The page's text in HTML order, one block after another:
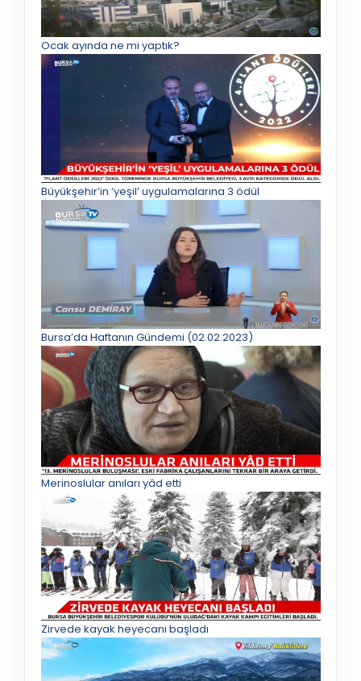
Ocak ayında ne mi yaptık?
Büyükşehir’in ‘yeşil’ uygulamalarına 3 ödül
Bursa’da Haftanın Gündemi (02.02.2023)
Merinoslular anıları yâd etti
Zirvede kayak heyecanı başladı